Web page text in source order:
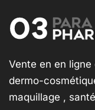
Vente en en
dermo-
maquillage ,